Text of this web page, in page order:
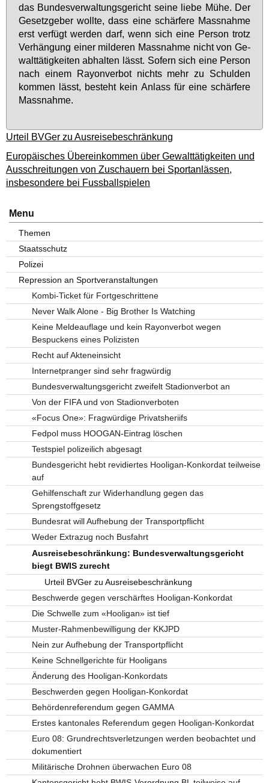
das Bun­des­ver­wal­tungs­ge­richt sei­ne lie­be Mü­he. Der
Ge­setz­ge­ber woll­te, dass ei­ne schär­fe­re Mass­nah­me
erst ver­fügt wer­den darf, wenn sich ei­ne Per­son trotz
Ver­hän­gung ei­ner mil­de­ren Mass­nah­me nicht von Ge­
walt­tä­tig­kei­ten ab­hal­ten lässt. So­fern sich ei­ne Per­son
nach ei­nem Rayon­ver­bot nichts mehr zu Schul­den
kom­men lässt, be­steht kein An­lass für ei­ne schär­fe­re
Mass­nah­me.
Urteil BVGer zu Ausreisebeschränkung
Europäisches Übereinkommen über Gewalttätigkeiten und
Ausschreitungen von Zuschauern bei Sportanlässen,
insbesondere bei Fussballspielen
Menu
Themen
Staatsschutz
Polizei
Repression an Sportveranstaltungen
Kombi-Ticket für Fortgeschrittene
Never Walk Alone - Big Brother Is Watching
Keine Meldeauflage und kein Rayonverbot wegen
Bespuckens eines Polizisten
Recht auf Akteneinsicht
Internetpranger sind sehr fragwürdig
Bundesverwaltungsgericht zweifelt Stadionverbot an
Von der FIFA und von Stadionverboten
«Focus One»: Fragwürdige Privatsheriifs
Fedpol muss HOOGAN-Eintrag löschen
Testspiel polizeilich abgesagt
Bundesgericht hebt revidiertes Hooligan-Konkordat teilweise
auf
Gehilfenschaft zur Widerhandlung gegen das
Sprengstoffgesetz
Bundesrat will Aufhebung der Transportpflicht
Weder Extrazug noch Busfahrt
Ausreisebeschränkung: Bundesverwaltungsgericht
biegt BWIS zurecht
Urteil BVGer zu Ausreisebeschränkung
Beschwerde gegen verschärftes Hooligan-Konkordat
Die Schwelle zum «Hooligan» ist tief
Muster-Rahmenbewilligung der KKJPD
Nein zur Aufhebung der Transportpflicht
Keine Schnellgerichte für Hooligans
Änderung des Hooligan-Konkordats
Beschwerden gegen Hooligan-Konkordat
Behördenreferendum gegen GAMMA
Erstes kantonales Referendum gegen Hooligan-Konkordat
Euro 08: Grundrechtsverletzungen werden beobachtet und
dokumentiert
Militärische Drohnen überwachen Euro 08